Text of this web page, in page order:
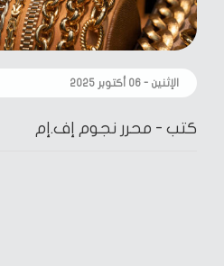
الإثنين - ٠٦ أكتوبر ٢٠٢٥
كتب - محرر نجوم إف.إم